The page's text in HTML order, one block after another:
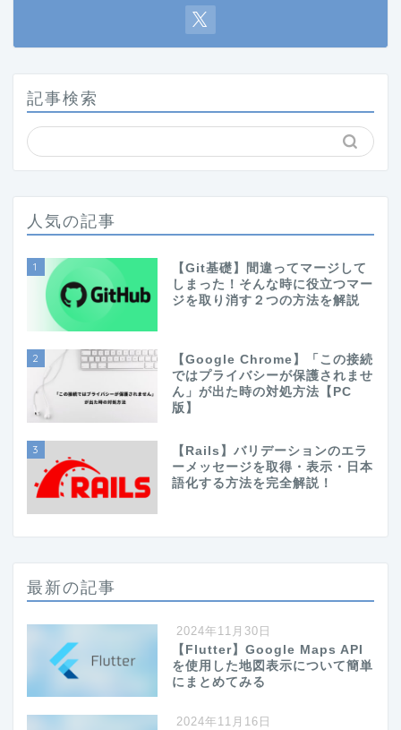
記事検索
人気の記事
1
【Git基礎】間違ってマージして
しまった！そんな時に役立つマー
ジを取り消す２つの方法を解説
2
【Google Chrome】「この接続
ではプライバシーが保護されませ
ん」が出た時の対処方法【PC
版】
3
【Rails】バリデーションのエラ
ーメッセージを取得・表示・日本
語化する方法を完全解説！
最新の記事
2024年11月30日
【Flutter】Google Maps API
を使用した地図表示について簡単
にまとめてみる
2024年11月16日